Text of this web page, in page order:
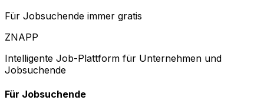
Für Jobsuchende immer gratis
ZNAPP
Intelligente Job-Plattform für Unternehmen und
Jobsuchende
Für Jobsuchende